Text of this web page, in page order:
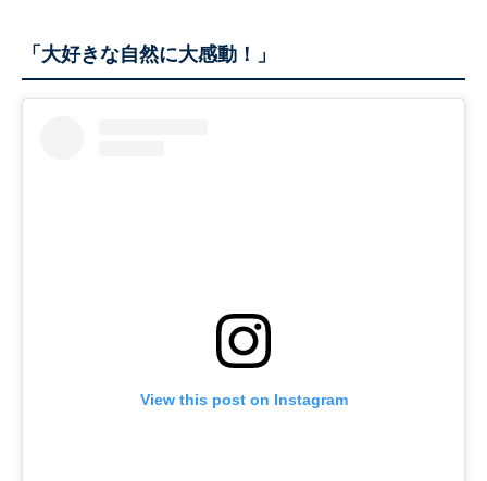
「大好きな自然に大感動！」
View this post on Instagram